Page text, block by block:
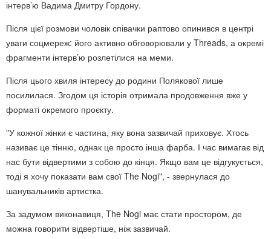
інтерв’ю Вадима Дмитру Гордону.
Після цієї розмови чоловік співачки раптово опинився в центрі
уваги соцмереж: його активно обговорювали у Threads, а окремі
фрагменти інтерв’ю розлетілися на меми.
Після цього хвиля інтересу до родини Полякової лише
посилилася. Згодом ця історія отримала продовження вже у
форматі окремого проєкту.
"У кожної жінки є частина, яку вона зазвичай приховує. Хтось
називає це тінню, однак це просто інша фарба. І час вимагає від
нас бути відвертими з собою до кінця. Якщо вам це відгукується,
тоді я хочу показати вам свої The Nogi", - звернулася до
шанувальників артистка.
За задумом виконавиця, The Nogi має стати простором, де
можна говорити відвертіше, ніж зазвичай.